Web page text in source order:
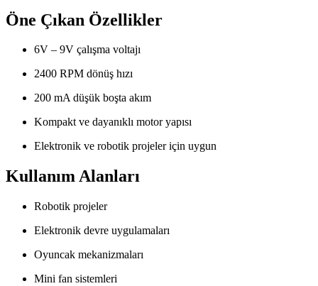
Öne Çıkan Özellikler
6V – 9V çalışma voltajı
2400 RPM dönüş hızı
200 mA düşük boşta akım
Kompakt ve dayanıklı motor yapısı
Elektronik ve robotik projeler için uygun
Kullanım Alanları
Robotik projeler
Elektronik devre uygulamaları
Oyuncak mekanizmaları
Mini fan sistemleri